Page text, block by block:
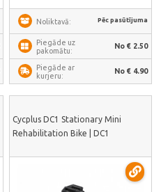
Noliktavā: Pēc pasūtījuma
Piegāde uz
pakomātu:
No € 2.50
Piegāde ar
kurjeru:
No € 4.90
Cycplus DC1 Stationary Mini
Rehabilitation Bike | DC1